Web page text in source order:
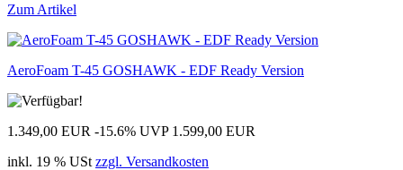
Zum Artikel
AeroFoam T-45 GOSHAWK - EDF Ready Version
1.349,00 EUR -15.6% UVP 1.599,00 EUR
inkl. 19 % USt zzgl. Versandkosten